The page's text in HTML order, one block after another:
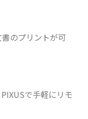
のプリントが可
で手軽にリモ